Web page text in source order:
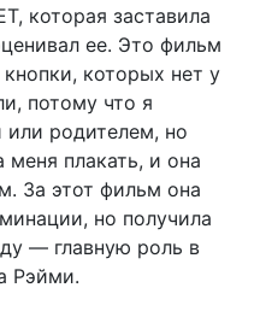
которая заставила
ее. Это фильм
которых нет у
потому что я
или родителем, но
меня плакать, и она
За этот фильм она
но получила
— главную роль в
Рэйми.